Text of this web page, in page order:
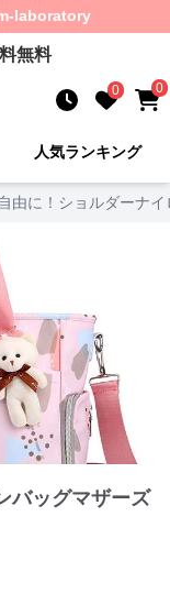
laboratory
無料
0 0
人気ランキング
由に！ショルダーナ
バッグマザーズ